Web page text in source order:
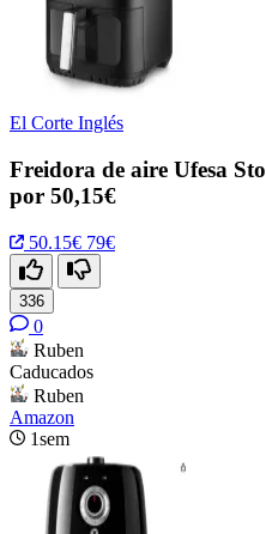
El Corte Inglés
Freidora de aire Ufesa
por 50,15€
50.15€ 79€
336
0
Ruben
Caducados
Ruben
Amazon
1sem